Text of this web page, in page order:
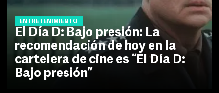
ENTRETENIMIENTO
El Día D: Bajo presión: La
recomendación de hoy en la
cartelera de cine es “El Día D:
Bajo presión”